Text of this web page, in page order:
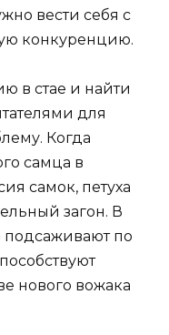
вести себя с
конкуренцию.
в стае и найти
для
Когда
самца в
самок, петуха
загон. В
по
нового вожака